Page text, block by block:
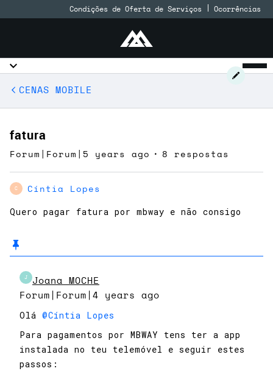
Condições de Oferta de Serviços Ocorrências
CENAS MOBILE
fatura
Forum|Forum|5 years ago 8 respostas
C Cíntia Lopes
Quero pagar fatura por mbway e não consigo
J
Joana_MOCHE
Forum|Forum|4 years ago
Olá @Cíntia Lopes
Para pagamentos por MBWAY tens ter a app
instalada no teu telemóvel e seguir estes
passos: